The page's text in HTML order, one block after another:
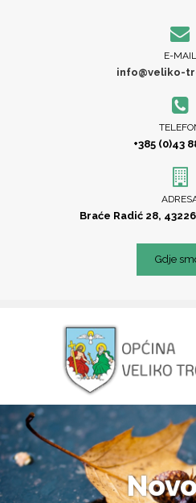
E-MAIL
info@veliko-
+385 (0)43
Braće Radić 28,
Gdje